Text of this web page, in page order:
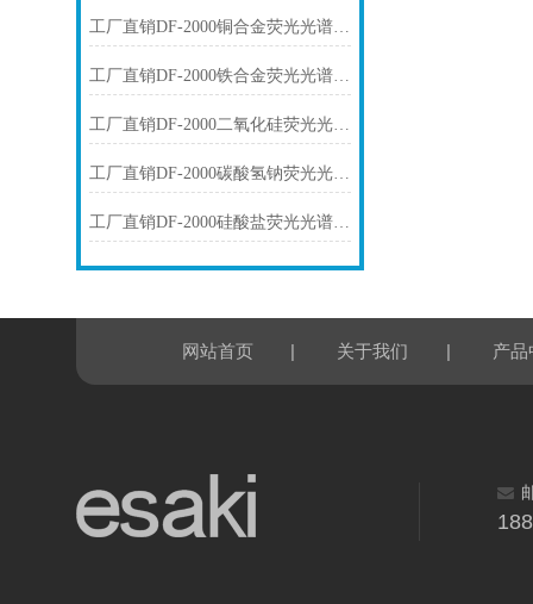
工厂直销DF-2000铜合金荧光光谱仪技术参数
工厂直销DF-2000铁合金荧光光谱仪技术参数
工厂直销DF-2000二氧化硅荧光光谱仪技术参数
工厂直销DF-2000碳酸氢钠荧光光谱仪技术参数
工厂直销DF-2000硅酸盐荧光光谱仪技术参数
网站首页 | 关于我们 | 产品